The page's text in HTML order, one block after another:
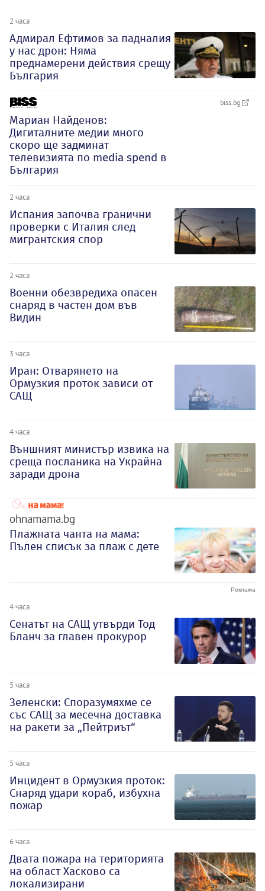
2 часа
Адмирал Ефтимов за падналия
у нас дрон: Няма
преднамерени действия срещу
България
biss.bg
Мариан Найденов:
Дигиталните медии много
скоро ще задминат
телевизията по media spend в
България
2 часа
Испания започва гранични
проверки с Италия след
мигрантския спор
2 часа
Военни обезвредиха опасен
снаряд в частен дом във
Видин
3 часа
Иран: Отварянето на
Ормузкия проток зависи от
САЩ
4 часа
Външният министър извика на
среща посланика на Украйна
заради дрона
ohnamama.bg
Плажната чанта на мама:
Пълен списък за плаж с дете
4 часа
Сенатът на САЩ утвърди Тод
Бланч за главен прокурор
5 часа
Зеленски: Споразумяхме се
със САЩ за месечна доставка
на ракети за „Пейтриът“
5 часа
Инцидент в Ормузкия проток:
Снаряд удари кораб, избухна
пожар
6 часа
Двата пожара на територията
на област Хасково са
локализирани